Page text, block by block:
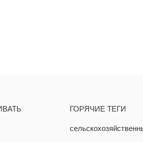
ГОРЯЧИЕ ТЕГИ